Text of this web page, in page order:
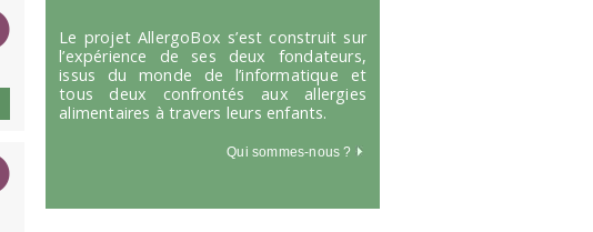
Le projet AllergoBox s’est construit sur
l’expérience de ses deux fondateurs,
issus du monde de l’informatique et
tous deux confrontés aux allergies
alimentaires à travers leurs enfants.
Qui sommes-nous ?